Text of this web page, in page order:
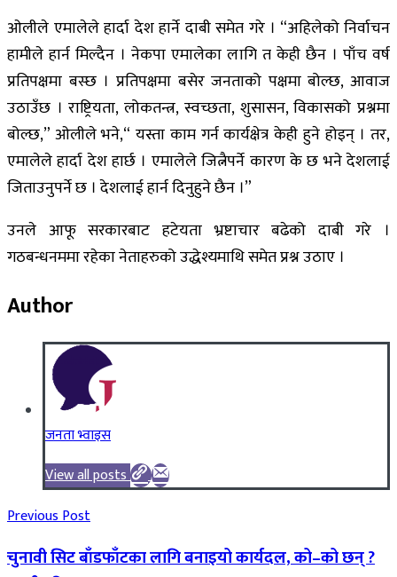
ओलीले एमालेले हार्दा देश हार्ने दाबी समेत गरे । “अहिलेको निर्वाचन
हामीले हार्न मिल्दैन । नेकपा एमालेका लागि त केही छैन । पाँच वर्ष
प्रतिपक्षमा बस्छ । प्रतिपक्षमा बसेर जनताको पक्षमा बोल्छ, आवाज
उठाउँछ । राष्ट्रियता, लोकतन्त्र, स्वच्छता, शुसासन, विकासको प्रश्नमा
बोल्छ,” ओलीले भने,“ यस्ता काम गर्न कार्यक्षेत्र केही हुने होइन् । तर,
एमालेले हार्दा देश हार्छ । एमालेले जित्नैपर्ने कारण के छ भने देशलाई
जिताउनुपर्ने छ । देशलाई हार्न दिनुहुने छैन ।”
उनले आफू सरकारबाट हटेयता भ्रष्टाचार बढेको दाबी गरे ।
गठबन्धनममा रहेका नेताहरुको उद्धेश्यमाथि समेत प्रश्न उठाए ।
Author
जनता भ्वाइस
View all posts
Previous Post
चुनावी सिट बाँडफाँटका लागि बनाइयो कार्यदल, को–को छन् ?